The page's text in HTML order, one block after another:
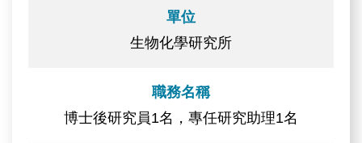
單位
生物化學研究所
職務名稱
博士後研究員1名，專任研究助理1名